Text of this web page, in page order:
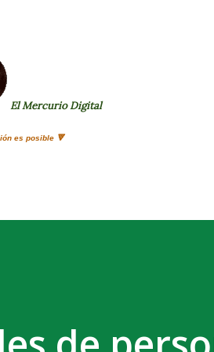
El Mercurio Digital
es posible 🔻